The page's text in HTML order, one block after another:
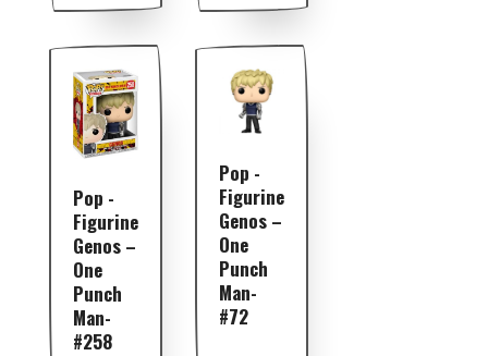
Pop -
Figurine
Genos –
One
Punch
Man-
#258
Pop -
Figurine
Genos –
One
Punch
Man-
#72